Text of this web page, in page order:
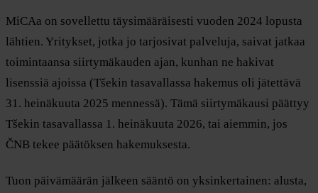
MiCAa on sovellettu täysimääräisesti vuoden 2024 lopusta
lähtien. Yritykset, jotka jo tarjosivat palveluja, saivat jatkaa
toimintaansa siirtymäkauden ajan, kunhan ne hakivat
lisenssiä ajoissa (Tšekin tasavallassa hakemus oli jätettävä
31. heinäkuuta 2025 mennessä). Tämä siirtymäkausi päättyy
Tšekin tasavallassa 1. heinäkuuta 2026, tai aiemmin, jos
ČNB tekee päätöksen hakemuksesta.
Tuon päivämäärän jälkeen sääntö on yksinkertainen: alusta,